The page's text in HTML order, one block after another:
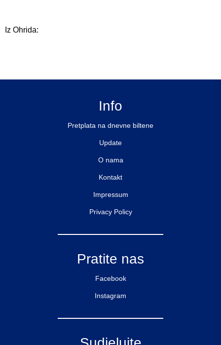
Iz Ohrida:
Info
Pretplata na dnevne biltene
Update
O nama
Kontakt
Impressum
Privacy Policy
Pratite nas
Facebook
Instagram